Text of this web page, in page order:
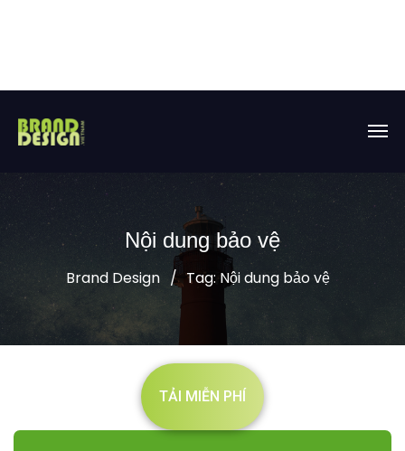
Nội dung bảo vệ
Brand Design Tag: Nội dung bảo vệ
TẢI MIỄN PHÍ